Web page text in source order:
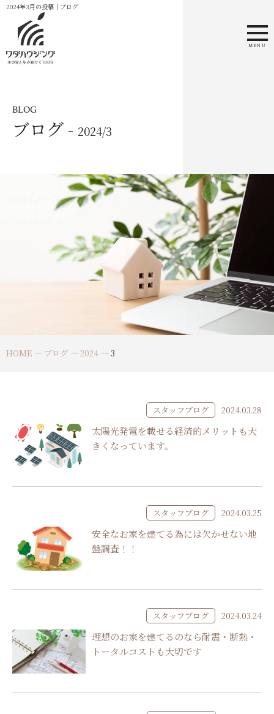
2024年3月の投稿｜ブログ
MENU
BLOG
ブログ - 2024/3
HOME ブログ 2024 3
スタッフブログ 2024.03.28
太陽光発電を載せる経済的メリットも大
きくなっています。
スタッフブログ 2024.03.25
安全なお家を建てる為には欠かせない地
盤調査！！
スタッフブログ 2024.03.24
理想のお家を建てるのなら耐震・断熱・
トータルコストも大切です